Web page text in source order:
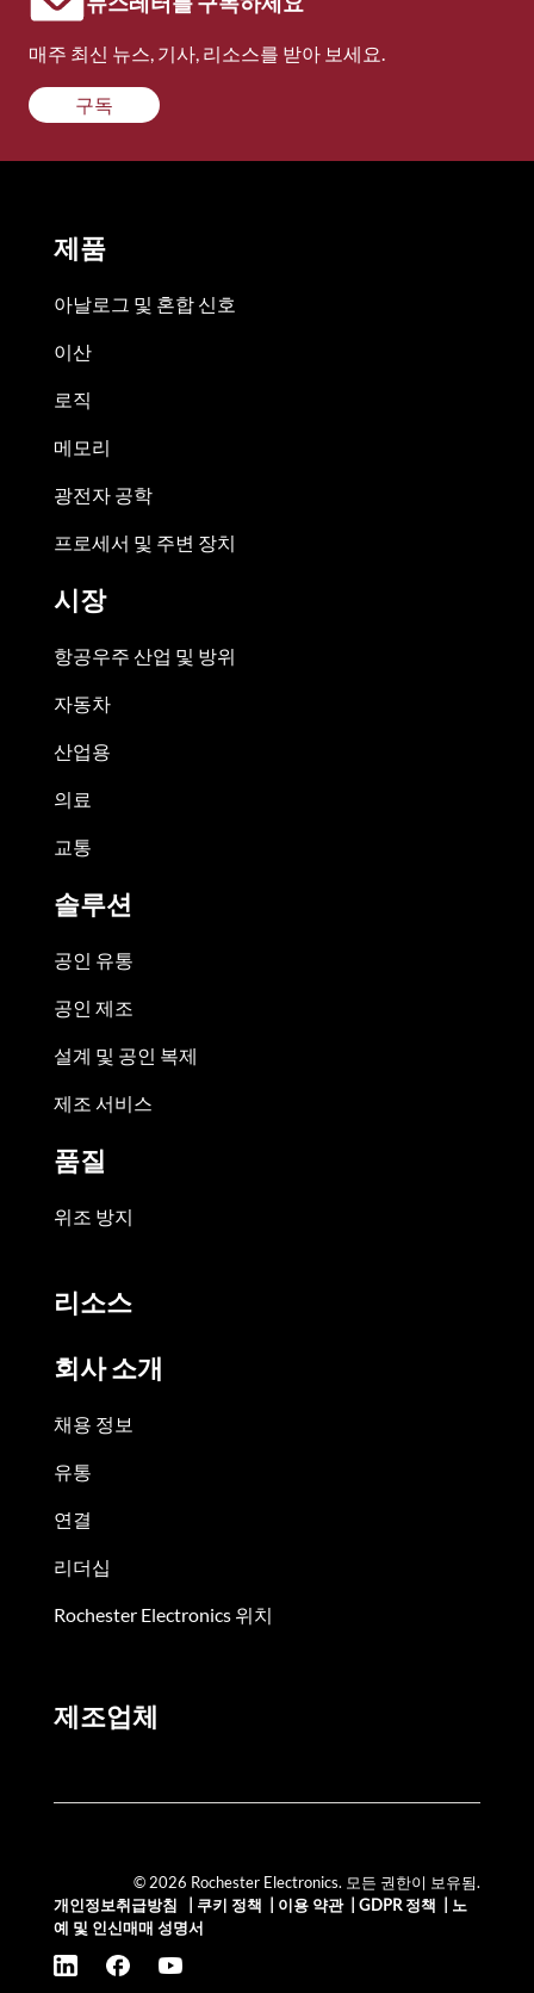
매주 최신 뉴스, 기사, 리소스를 받아 보세요.
구독
제품
아날로그 및 혼합 신호
이산
로직
메모리
광전자 공학
프로세서 및 주변 장치
시장
항공우주 산업 및 방위
자동차
산업용
의료
교통
솔루션
공인 유통
공인 제조
설계 및 공인 복제
제조 서비스
품질
위조 방지
리소스
회사 소개
채용 정보
유통
연결
리더십
Rochester Electronics 위치
제조업체
© 2026 Rochester Electronics. 모든 권한이 보유됨.
개인정보취급방침
쿠키 정책 이용 약관| GDPR 정책
노
예 및 인신매매 성명서